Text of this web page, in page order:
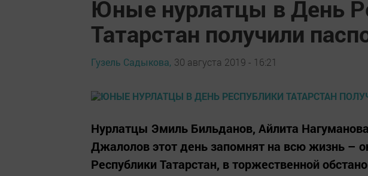
Юные нурлатцы в День
Татарстан получили
Гузель Садыкова, 30 августа 2019 - 16:21
Нурлатцы Эмиль Бильданов, Айлита
Джалолов этот день запомнят на всю жизнь –
Республики Татарстан, в торжественной